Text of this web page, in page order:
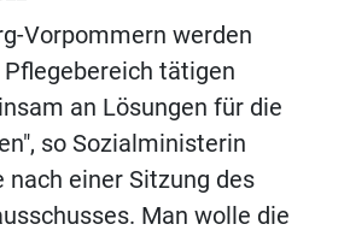
Vorpommern werden
tätigen
an Lösungen für die
so Sozialministerin
nach einer Sitzung des
Man wolle die